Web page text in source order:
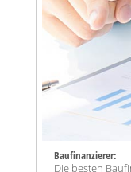
Baufinanzierer:
Die besten